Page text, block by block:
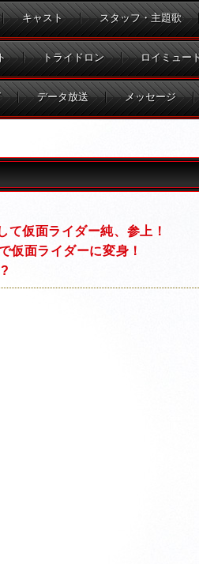
キャスト スタッフ・主題歌
トライドロン ロイミュー
データ放送 メッセージ
て仮面ライダー純、参上！
仮面ライダーに変身！